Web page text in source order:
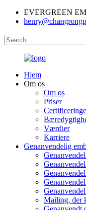
EVERGREEN
Hjem
Om os
Om os
Priser
Værdier
Karriere
Genanvendelig
Mailing, der